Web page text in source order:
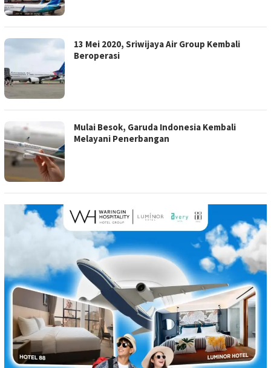
13 Mei 2020, Sriwijaya Air Group Kembali
Beroperasi
Mulai Besok, Garuda Indonesia Kembali
Melayani Penerbangan